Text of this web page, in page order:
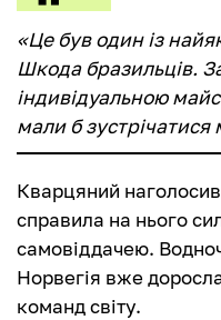
«Це був один із
Шкода бразильців.
індивідуальною
мали б зустрічатися
Кварцяний
справила на нього
самовіддачею.
Норвегія вже
команд світу.